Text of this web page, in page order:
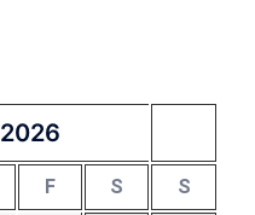
2026
F S
S